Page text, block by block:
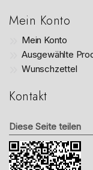
Mein Konto
Mein Konto
Ausgewählte
Wunschzettel
Kontakt
Diese Seite teilen